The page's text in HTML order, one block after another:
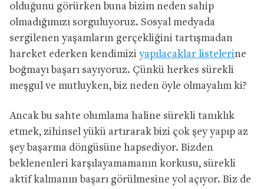
olduğunu görürken buna bizim neden sahip
olmadığımızı sorguluyoruz. Sosyal medyada
sergilenen yaşamların gerçekliğini tartışmadan
hareket ederken kendimiziyapılacaklar listelerine
boğmayı başarı sayıyoruz. Çünkü herkes sürekli
meşgul ve mutluyken, biz neden öyle olmayalım ki?
Ancak bu sahte olumlama haline sürekli tanıklık
etmek, zihinsel yükü artırarak bizi çok şey yapıp az
şey başarma döngüsüne hapsediyor. Bizden
beklenenleri karşılayamamanın korkusu, sürekli
aktif kalmanın başarı görülmesine yol açıyor. Biz de